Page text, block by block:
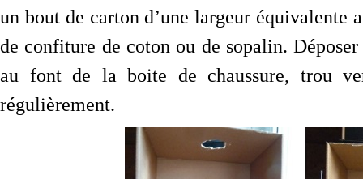
un bout de carton d’une largeur
de confiture de coton ou de sopalin.
au font de la boite de chaussure, trou
régulièrement.